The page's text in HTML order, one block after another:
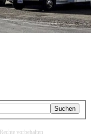
Suchen
vorbehalten